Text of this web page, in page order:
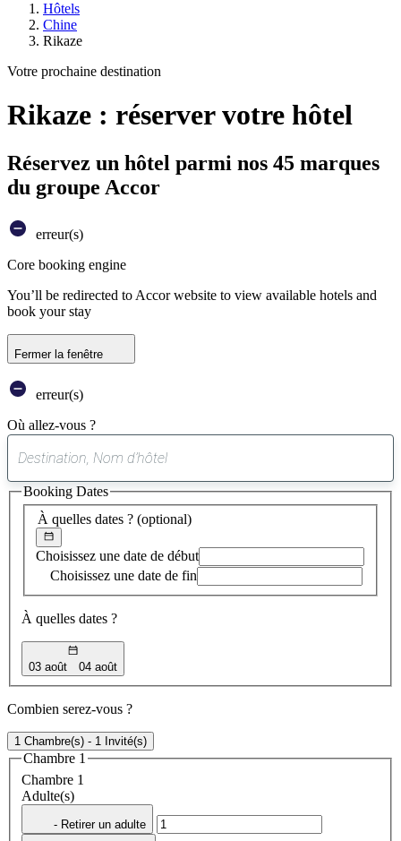
Hôtels
Chine
Rikaze
Votre prochaine destination
Rikaze : réserver votre hôtel
Réservez un hôtel parmi nos 45 marques
du groupe Accor
erreur(s)
Core booking engine
You’ll be redirected to Accor website to view available hotels and
book your stay
Fermer la fenêtre
erreur(s)
Où allez-vous ?
suggestion
trouvée
À quelles dates ? (optional)
Choisissez une date de début
Choisissez une date de fin
À quelles dates ?
03 août 04 août
Booking Dates
Combien serez-vous ?
1 Chambre(s) - 1 Invité(s)
Chambre 1
Chambre 1
Adulte(s)
- Retirer un adulte